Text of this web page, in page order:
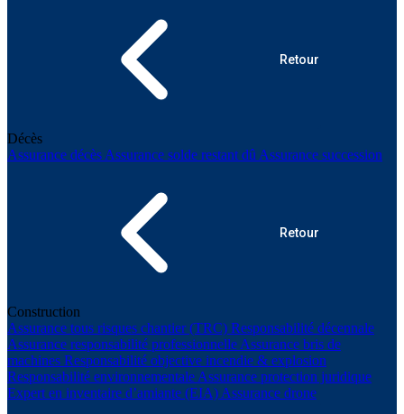
Retour
Décès
Assurance décès Assurance solde restant dû Assurance succession
Retour
Construction
Assurance tous risques chantier (TRC) Responsabilité décennale
Assurance responsabilité professionnelle Assurance bris de
machines Responsabilité objective incendie & explosion
Responsabilité environnementale Assurance protection juridique
Expert en inventaire d’amiante (EIA) Assurance drone